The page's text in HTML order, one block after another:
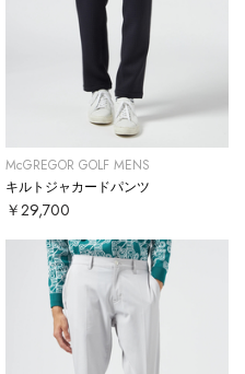
McGREGOR GOLF MENS
キルトジャカードパンツ
￥29,700